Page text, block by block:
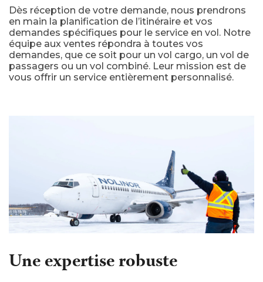
Dès réception de votre demande, nous prendrons
en main la planification de l’itinéraire et vos
demandes spécifiques pour le service en vol. Notre
équipe aux ventes répondra à toutes vos
demandes, que ce soit pour un vol cargo, un vol de
passagers ou un vol combiné. Leur mission est de
vous offrir un service entièrement personnalisé.
Une expertise robuste